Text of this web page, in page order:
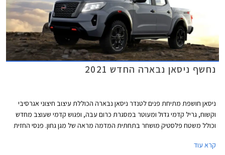
נחשף ניסאן נבארה החדש 2021
ניסאן חושפת מתיחת פנים לטנדר ניסאן נבארה הכוללת עיצוב חיצוני אגרסיבי
וקשוח, גריל קדמי גדול ומעוטר במסגרת כרום עבה, ופגוש קדמי שעוצב מחדש
וכולל משטח פלסטיק מושחר בתחתית המדמה מראה של מגן גחון. פנסי החזית
בולטים בתי הגלגלים הגדולים ומעליהם קו מותניים תפוח המדגיש את המראה
קרא עוד